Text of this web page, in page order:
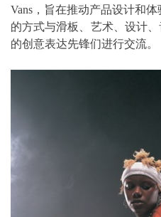
Vans，旨在推动产品设计和
的方式与滑板、艺术、设计
的创意表达先锋们进行交流。